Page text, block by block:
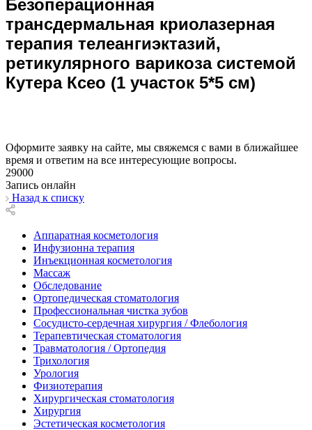
Безоперационная
трансдермальная криолазерная
терапия телеангиэктазий,
ретикулярного варикоза системой
Кутера Ксео (1 участок 5*5 см)
Оформите заявку на сайте, мы свяжемся с вами в ближайшее
время и ответим на все интересующие вопросы.
29000
Запись онлайн
Назад к списку
Аппаратная косметология
Инфузионна терапия
Инъекционная косметология
Массаж
Обследование
Ортопедическая стоматология
Профессиональная чистка зубов
Сосудисто-сердечная хирургия / Флебология
Терапевтическая стоматология
Травматология / Ортопедия
Трихология
Урология
Физиотерапия
Хирургическая стоматология
Хирургия
Эстетическая косметология